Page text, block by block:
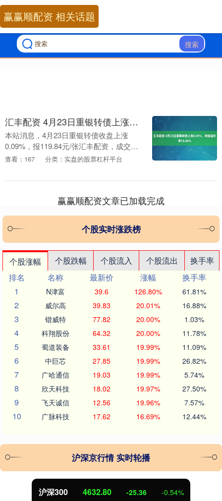
搜索
赢赢顺配资 相关话题
汇丰配资 4月23日重银转债上涨0.09%，转股溢价率16.06%
本站消息，4月23日重银转债收盘上涨
0.09%，报119.84元/张汇丰配资，成交额
9341.01万元，转股溢价率16.06%。 资料
查看：167 分类：实盘的股票杠杆平台
赢赢顺配资文章已加载完成
个股实时涨跌榜
个股涨幅 个股跌幅 个股流入 个股流出
换手率
排名
名称 最新价 涨幅
换手率
1
N津富 39.6 126.80% 61.81%
2 威尔高 39.83 20.01% 16.88%
3 锴威特 77.82 20.00% 1.03%
4 科翔股份 64.32 20.00% 11.78%
5 蜀道装备 33.61 19.99% 11.09%
6 中巨芯 27.85 19.99% 26.82%
7 广哈通信 19.03 19.99% 5.74%
8 欣天科技 18.02 19.97% 27.50%
9 飞天诚信 12.56 19.96% 7.57%
10 广脉科技 17.62 16.69% 12.44%
沪深京行情 实时轮播
沪深300 4632.80 -25.36 -0.54%